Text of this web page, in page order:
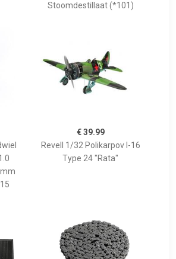
Stoomdestillaat (*101)
€ 39.99
Revell 1/32 Polikarpov I-16
Type 24 "Rata"